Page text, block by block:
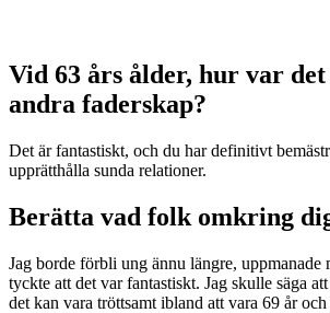
Vid 63 års ålder, hur var
andra faderskap?
Det är fantastiskt, och du har definitivt
upprätthålla sunda relationer.
Berätta vad folk omkring
Jag borde förbli ung ännu längre, uppmanade
tyckte att det var fantastiskt. Jag skulle säga
det kan vara tröttsamt ibland att vara 69 år